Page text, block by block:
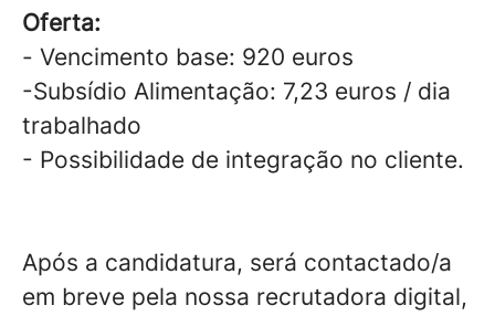
Oferta:
- Vencimento base: 920 euros
-Subsídio Alimentação: 7,23 euros / dia
trabalhado
- Possibilidade de integração no cliente.
Após a candidatura, será contactado/a
em breve pela nossa recrutadora digital,